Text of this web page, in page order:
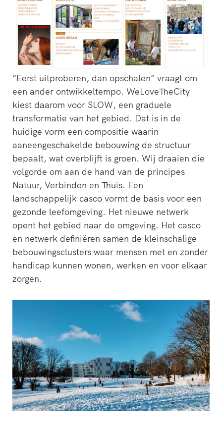
‘s-Hertogenbosch is een
waterstad. De Bossche
Stadsdelta is de plek waar de
Dommel, Aa, Binnendieze en
Zuid-Willemsvaart
wirwar
het
groene en
“Eerst uitproberen, dan opschalen” vraagt om
een ander ontwikkeltempo. WeLoveTheCity
kiest daarom voor SLOW, een graduele
transformatie van het gebied. Dat is in de
huidige vorm een compositie waarin
aaneengeschakelde bebouwing de structuur
bepaalt, wat overblijft is groen. Wij draaien die
volgorde om aan de hand van de principes
Natuur, Verbinden en Thuis. Een
landschappelijk casco vormt de basis voor een
gezonde leefomgeving. Het nieuwe netwerk
opent het gebied naar de omgeving. Het casco
en netwerk definiëren samen de kleinschalige
bebouwingsclusters waar mensen met en zonder
handicap kunnen wonen, werken en voor elkaar
zorgen.